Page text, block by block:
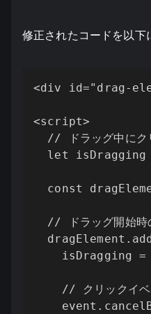
修正されたコードを以下
<div id="drag-
<script>
// ドラッグ中にク
let isDragging
const
// ドラッグ開始時
isDragging =
// クリックイベ